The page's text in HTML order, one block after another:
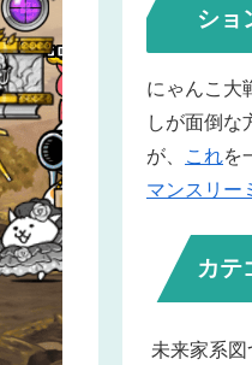
ショ
にゃんこ大
しが面倒な
が、
これを
マンスリー
カテ
未来家系